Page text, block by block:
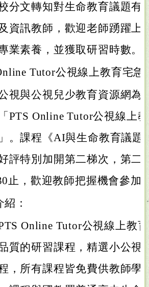
分文轉知對生命教育議題有
資訊教師，歡迎老師踴躍上
業素養，並獲取研習時數。
Tutor公視線上教育宅急
視與公視兒少教育資源網為
PTS Online Tutor公視線上
。課程《AI與生命教育議題
評特別加開第二梯次，第二
止，歡迎教師把握機會參加
：
PTS Online Tutor公視線上教
質的研習課程，精選小公視
，所有課程皆免費供教師學